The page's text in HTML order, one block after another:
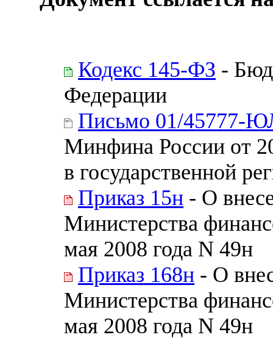
Кодекс 145-ФЗ -
Федерации
Письмо 01/45777-
Минфина России от
в государственной
Приказ 15н - О
Министерства
мая 2008 года N 49н
Приказ 168н - О
Министерства
мая 2008 года N 49н